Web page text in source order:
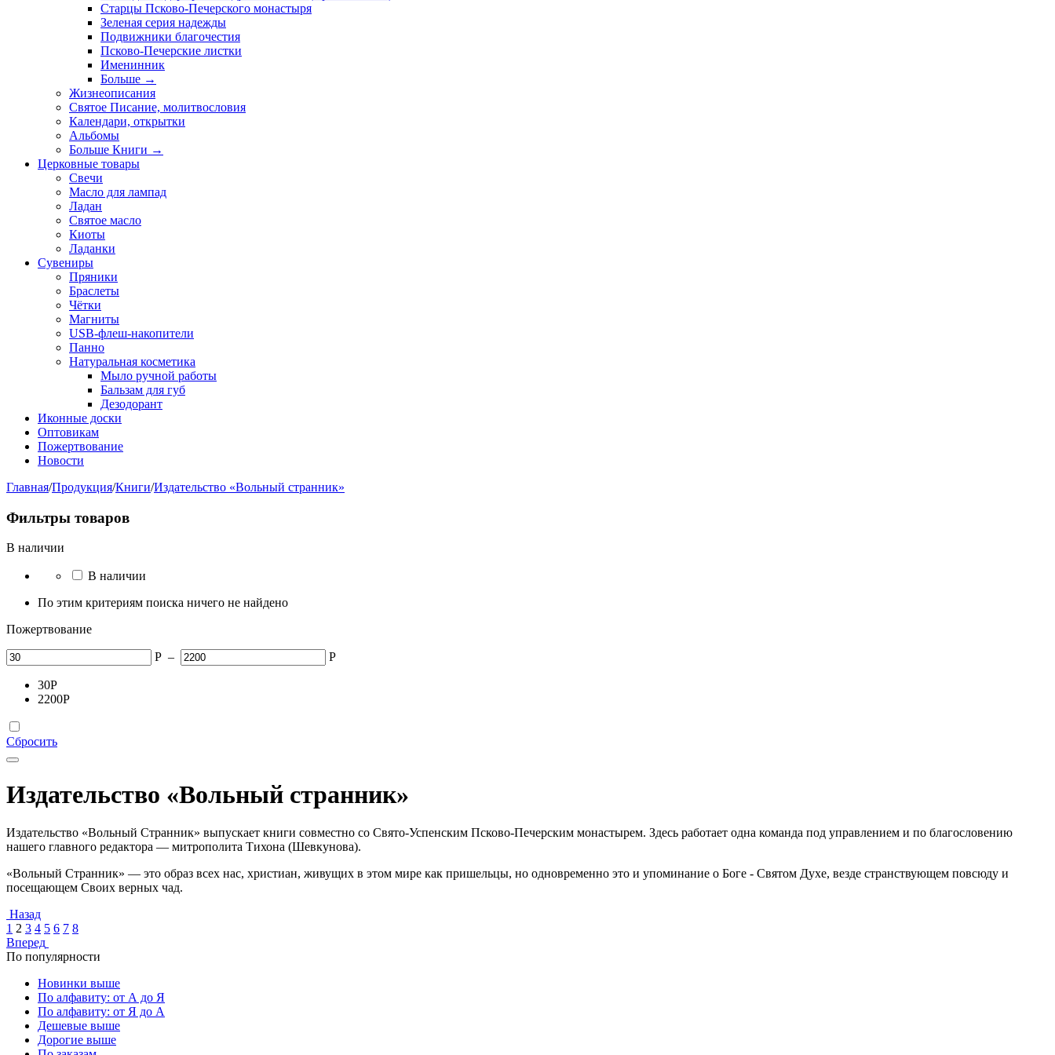
Старцы Псково-Печерского монастыря
Зеленая серия надежды
Подвижники благочестия
Псково-Печерские листки
Именинник
Больше →
Жизнеописания
Святое Писание, молитвословия
Календари, открытки
Альбомы
Больше Книги →
Церковные товары
Свечи
Масло для лампад
Ладан
Святое масло
Киоты
Ладанки
Сувениры
Пряники
Браслеты
Чётки
Магниты
USB-флеш-накопители
Панно
Натуральная косметика
Мыло ручной работы
Бальзам для губ
Дезодорант
Иконные доски
Оптовикам
Пожертвование
Новости
Главная/Продукция/Книги/Издательство «Вольный странник»
Фильтры товаров
В наличии
В наличии
По этим критериям поиска ничего не найдено
Пожертвование
Р – Р
30Р
2200Р
Сбросить
Издательство «Вольный странник»
Издательство «Вольный Странник» выпускает книги совместно со Свято-Успенским Псково-Печерским монастырем. Здесь работает одна команда под управлением и по благословению
нашего главного редактора — митрополита Тихона (Шевкунова).
«Вольный Странник» — это образ всех нас, христиан, живущих в этом мире как пришельцы, но одновременно это и упоминание о Боге - Святом Духе, везде странствующем повсюду и
посещающем Своих верных чад.
Назад
1 2 3 4 5 6 7 8
Вперед
По популярности
Новинки выше
По алфавиту: от А до Я
По алфавиту: от Я до А
Дешевые выше
Дорогие выше